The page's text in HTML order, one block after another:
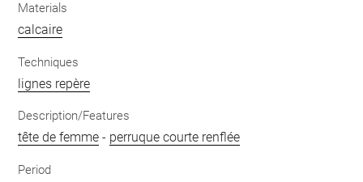
Materials
calcaire
Techniques
lignes repère
Description/Features
tête de femme - perruque courte renflée
Period